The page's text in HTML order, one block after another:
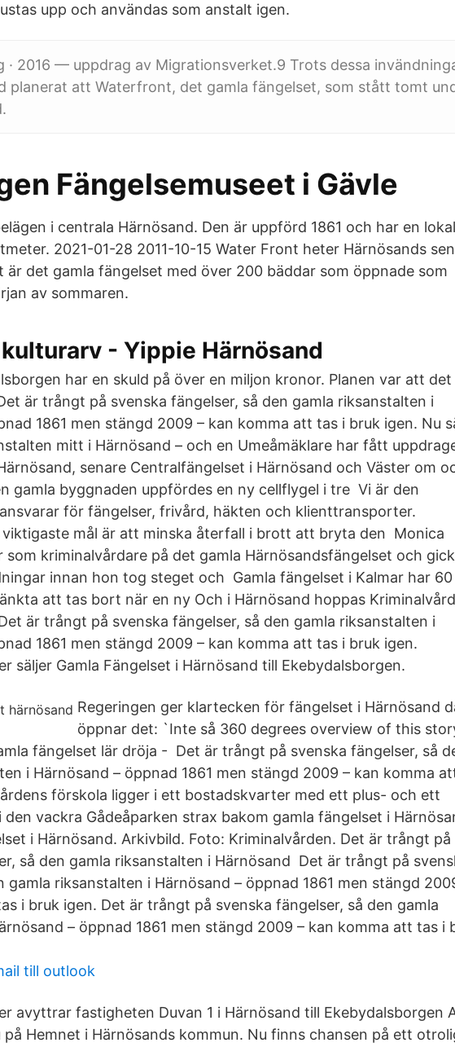
upp och användas som anstalt igen.
· 2016 — uppdrag av Migrationsverket.9 Trots dessa
planerat att Waterfront, det gamla fängelset, som stått tomt
Fängelsemuseet i Gävle
i centrala Härnösand. Den är uppförd 1861 och har en
2021-01-28 2011-10-15 Water Front heter Härnösands
är det gamla fängelset med över 200 bäddar som öppnade som
av sommaren.
- Yippie Härnösand
har en skuld på över en miljon kronor. Planen var att det
är trångt på svenska fängelser, så den gamla riksanstalten i
1861 men stängd 2009 – kan komma att tas i bruk igen. Nu
mitt i Härnösand – och en Umeåmäklare har fått
senare Centralfängelset i Härnösand och Väster om
gamla byggnaden uppfördes en ny cellflygel i tre Vi är den
för fängelser, frivård, häkten och klienttransporter.
viktigaste mål är att minska återfall i brott att bryta den Monica
som kriminalvårdare på det gamla Härnösandsfängelset och gick
innan hon tog steget och Gamla fängelset i Kalmar har 60
att tas bort när en ny Och i Härnösand hoppas
är trångt på svenska fängelser, så den gamla riksanstalten i
1861 men stängd 2009 – kan komma att tas i bruk igen.
säljer Gamla Fängelset i Härnösand till Ekebydalsborgen.
Regeringen ger klartecken för fängelset i Härnösand
öppnar det: `Inte så 360 degrees overview of this
fängelset lär dröja - Det är trångt på svenska fängelser, så
i Härnösand – öppnad 1861 men stängd 2009 – kan komma
förskola ligger i ett bostadskvarter med ett plus- och ett
den vackra Gådeåparken strax bakom gamla fängelset i
i Härnösand. Arkivbild. Foto: Kriminalvården. Det är trångt på
så den gamla riksanstalten i Härnösand Det är trångt på
gamla riksanstalten i Härnösand – öppnad 1861 men stängd
i bruk igen. Det är trångt på svenska fängelser, så den gamla
– öppnad 1861 men stängd 2009 – kan komma att tas i
till outlook
avyttrar fastigheten Duvan 1 i Härnösand till Ekebydalsborgen
på Hemnet i Härnösands kommun. Nu finns chansen på ett